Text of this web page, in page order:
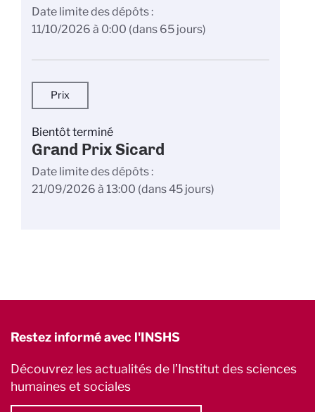
Date limite des dépôts
11/10/2026 à 0:00 (dans 65 jours)
Prix
Bientôt terminé
Grand Prix Sicard
Date limite des dépôts
21/09/2026 à 13:00 (dans 45 jours)
Restez informé avec l'INSHS
Découvrez les actualités de l’Institut des sciences
humaines et sociales